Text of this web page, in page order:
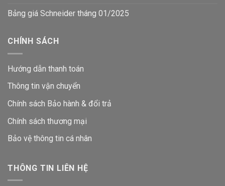
Bảng giá Schneider tháng 01/2025
CHÍNH SÁCH
Hướng dẫn thanh toán
Thông tin vận chuyển
Chính sách Bảo hành & đổi trả
Chính sách thương mại
Bảo vệ thông tin cá nhân
THÔNG TIN LIÊN HỆ